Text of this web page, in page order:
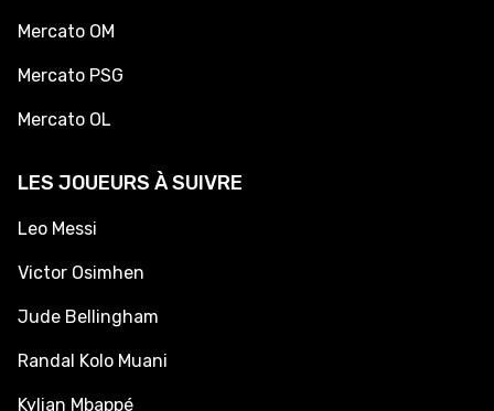
Mercato OM
Mercato PSG
Mercato OL
LES JOUEURS À SUIVRE
Leo Messi
Victor Osimhen
Jude Bellingham
Randal Kolo Muani
Kylian Mbappé